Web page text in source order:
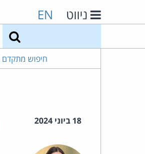
ניווט EN
חיפוש מתקדם
18 ביוני 2024